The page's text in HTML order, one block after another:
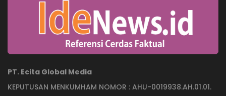
PT. Ecita Global Media
KEPUTUSAN MENKUMHAM NOMOR : AHU-0019938.AH.01.01.